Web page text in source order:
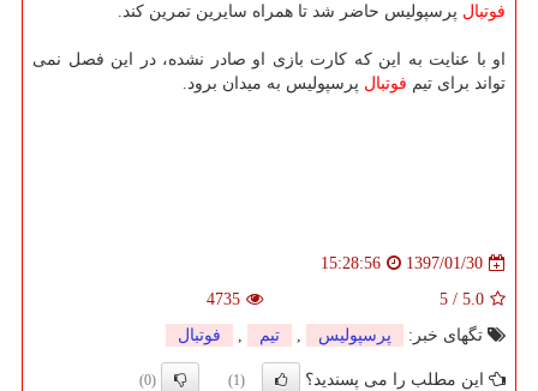
فوتبال پرسپولیس حاضر شد تا همراه سایرین تمرین كند.
او با عنایت به این كه كارت بازی او صادر نشده، در این فصل نمی
تواند برای تیم فوتبال پرسپولیس به میدان برود.
1397/01/30
15:28:56
5.0
/
5
4735
تگهای خبر:
پرسپولیس , تیم , فوتبال
این مطلب را می پسندید؟ (1)
(0)